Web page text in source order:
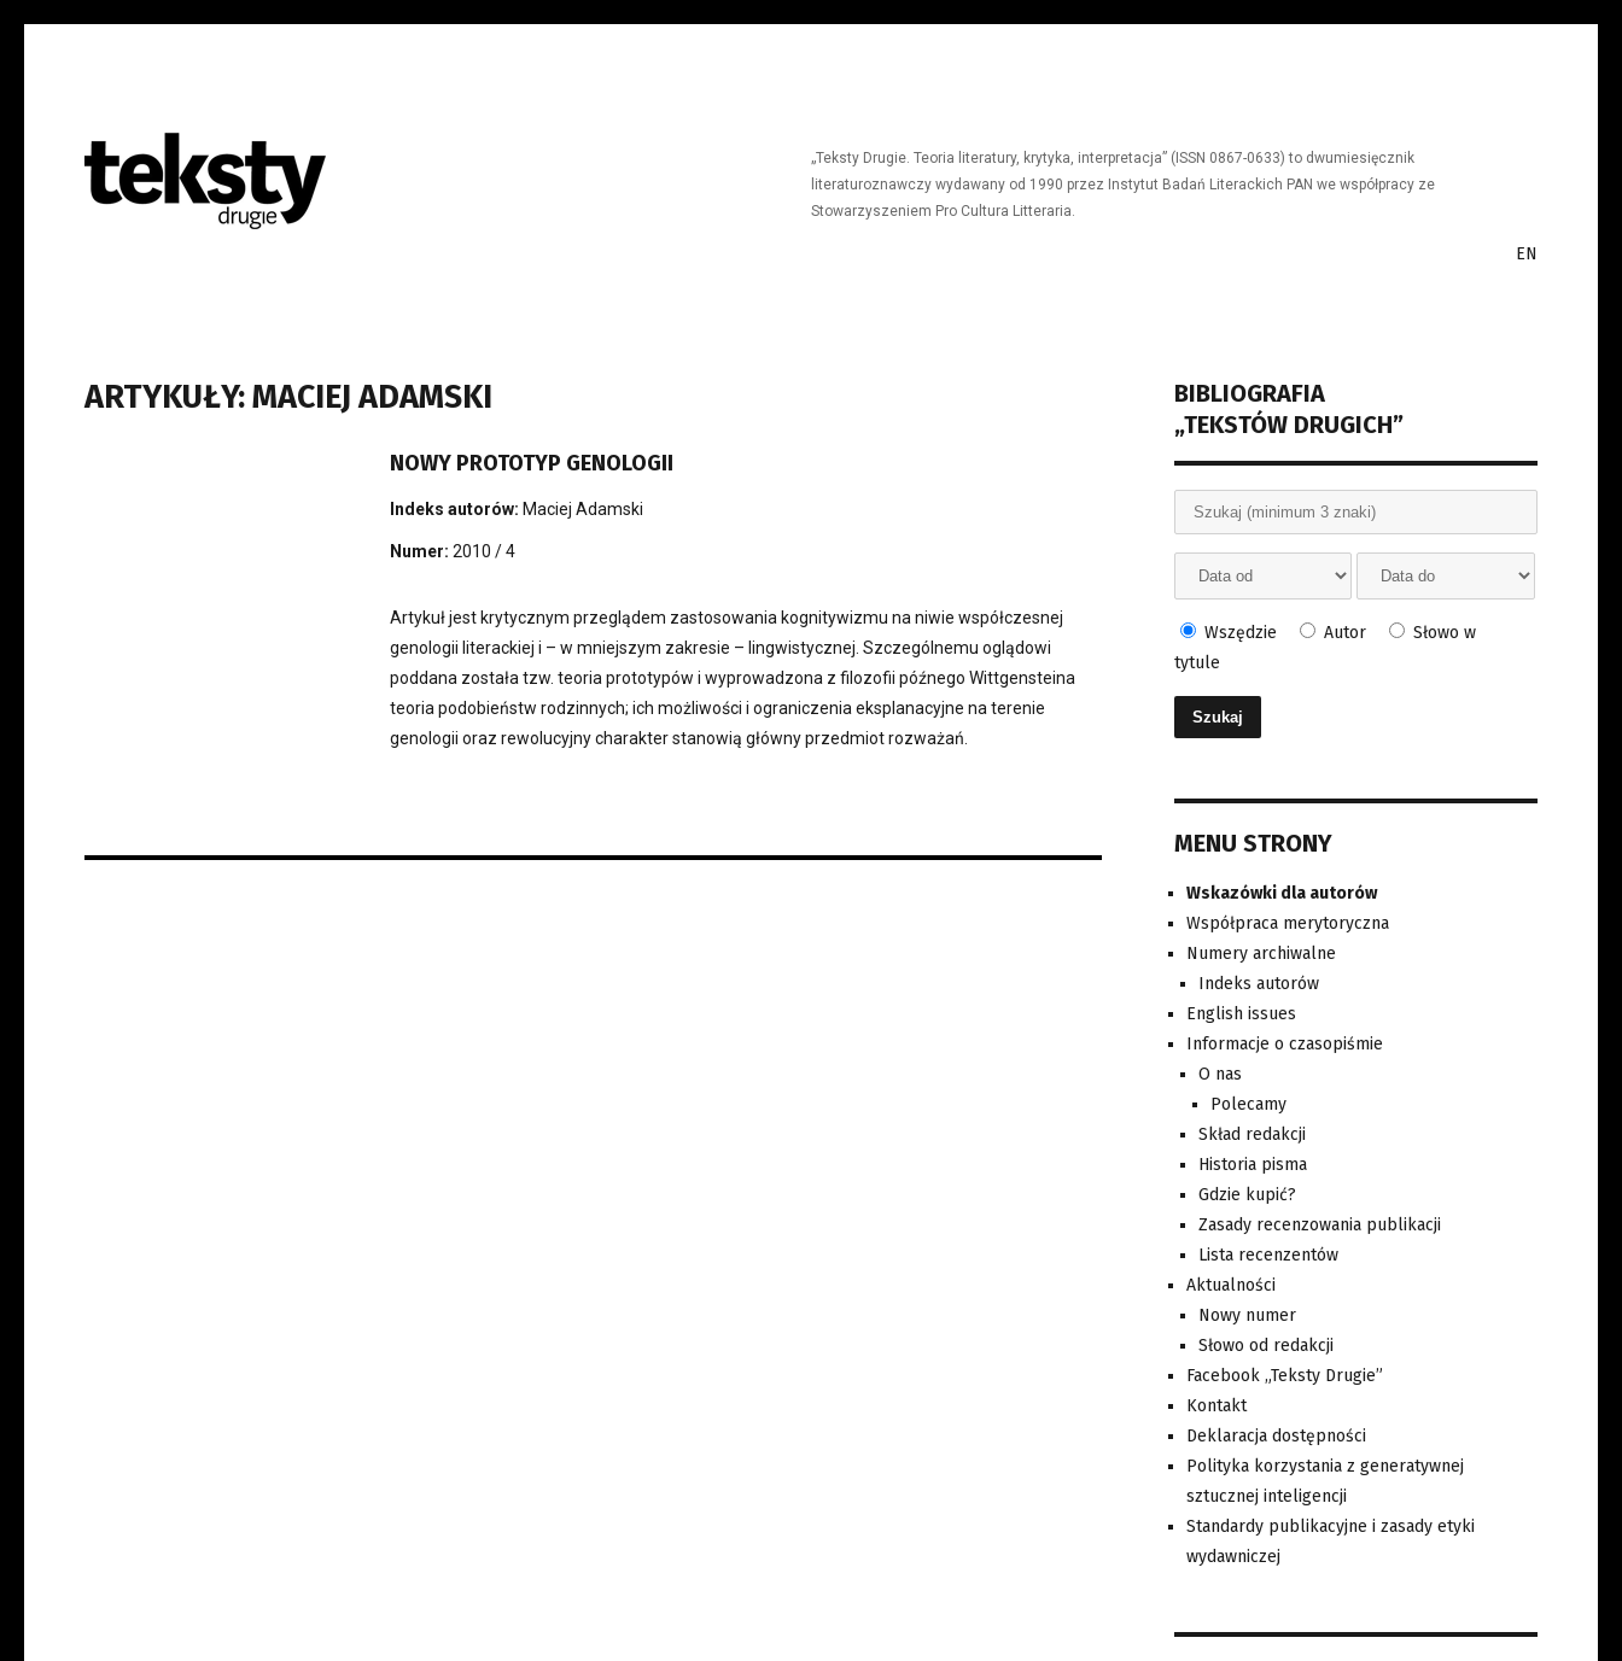
„Teksty Drugie. Teoria literatury, krytyka, interpretacja” (ISSN 0867-0633) to dwumiesięcznik
literaturoznawczy wydawany od 1990 przez Instytut Badań Literackich PAN we współpracy ze
Stowarzyszeniem Pro Cultura Litteraria.
EN
ARTYKUŁY: MACIEJ ADAMSKI
NOWY PROTOTYP GENOLOGII
Indeks autorów: Maciej Adamski
Numer: 2010 / 4
Artykuł jest krytycznym przeglądem zastosowania kognitywizmu na niwie współczesnej
genologii literackiej i – w mniejszym zakresie – lingwistycznej. Szczególnemu oglądowi
poddana została tzw. teoria prototypów i wyprowadzona z filozofii późnego Wittgensteina
teoria podobieństw rodzinnych; ich możliwości i ograniczenia eksplanacyjne na terenie
genologii oraz rewolucyjny charakter stanowią główny przedmiot rozważań.
BIBLIOGRAFIA
„TEKSTÓW DRUGICH”
Wszędzie Autor
Słowo w
tytule
MENU STRONY
Wskazówki dla autorów
Współpraca merytoryczna
Numery archiwalne
Indeks autorów
English issues
Informacje o czasopiśmie
O nas
Polecamy
Skład redakcji
Historia pisma
Gdzie kupić?
Zasady recenzowania publikacji
Lista recenzentów
Aktualności
Nowy numer
Słowo od redakcji
Facebook „Teksty Drugie”
Kontakt
Deklaracja dostępności
Polityka korzystania z generatywnej
sztucznej inteligencji
Standardy publikacyjne i zasady etyki
wydawniczej